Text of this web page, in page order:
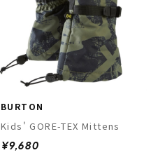
BURTON
Kids' GORE-TEX Mittens
¥9,680